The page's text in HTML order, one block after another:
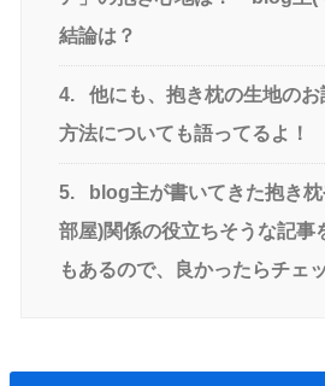
結論は？
4.
他にも、抱き枕の生地の
方法についても語ってるよ！
5.
blog主が書いてきた抱き
部屋)関係の役立ちそうな記事
もあるので、良かったらチェ